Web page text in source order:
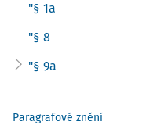
"§ 1a
"§ 8
"§ 9a
Paragrafové znění